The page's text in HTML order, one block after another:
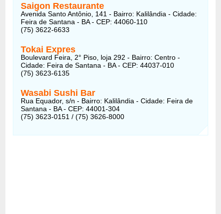
Saigon Restaurante
Avenida Santo Antônio, 141 - Bairro: Kalilândia - Cidade:
Feira de Santana - BA - CEP: 44060-110
(75) 3622-6633
Tokai Expres
Boulevard Feira, 2° Piso, loja 292 - Bairro: Centro -
Cidade: Feira de Santana - BA - CEP: 44037-010
(75) 3623-6135
Wasabi Sushi Bar
Rua Equador, s/n - Bairro: Kalilândia - Cidade: Feira de
Santana - BA - CEP: 44001-304
(75) 3623-0151 / (75) 3626-8000